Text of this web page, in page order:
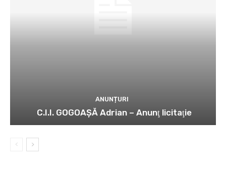
ANUNȚURI
C.I.I. GOGOAŞĂ Adrian – Anunţ licitaţie